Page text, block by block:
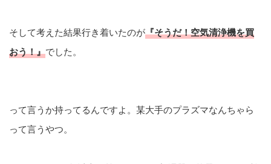
そして考えた結果行き着いたのが『そうだ！空気清浄機を買
おう！』でした。
って言うか持ってるんですよ。某大手のプラズマなんちゃら
って言うやつ。